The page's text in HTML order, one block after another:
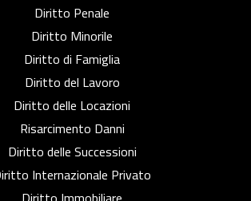
Diritto Penale
Diritto Minorile
Diritto di Famiglia
Diritto del Lavoro
Diritto delle Locazioni
Risarcimento Danni
Diritto delle Successioni
Internazionale Privato